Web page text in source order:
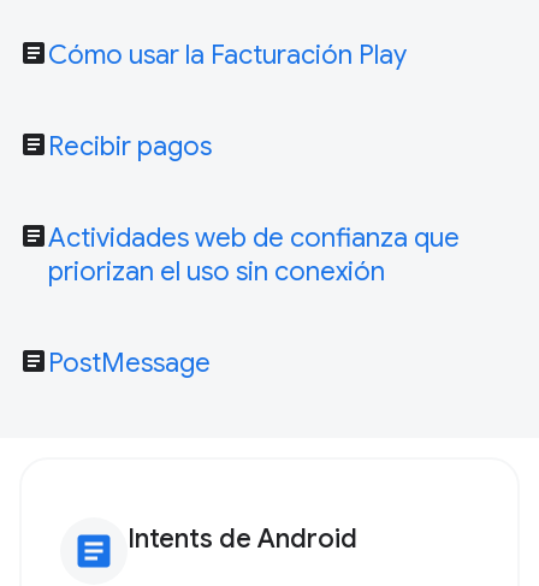
articleCómo usar la Facturación Play
article Recibir pagos
articleActividades web de confianza que
priorizan el uso sin conexión
article PostMessage
article Intents de Android